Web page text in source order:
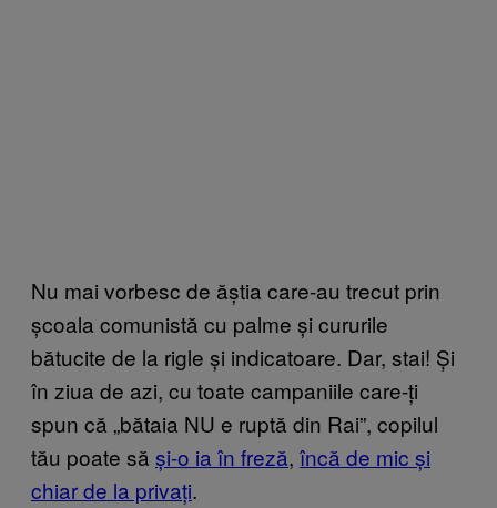
Nu mai vorbesc de ăștia care-au trecut prin
școala comunistă cu palme și cururile
bătucite de la rigle și indicatoare. Dar, stai! Și
în ziua de azi, cu toate campaniile care-ți
spun că „bătaia NU e ruptă din Rai”, copilul
tău poate să și-o ia în freză, încă de mic și
chiar de la privați.